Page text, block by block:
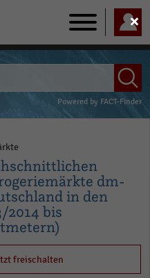
Main
navigation
Powered by FACT-Finder
dm-
in den
2014 bis
freischalten